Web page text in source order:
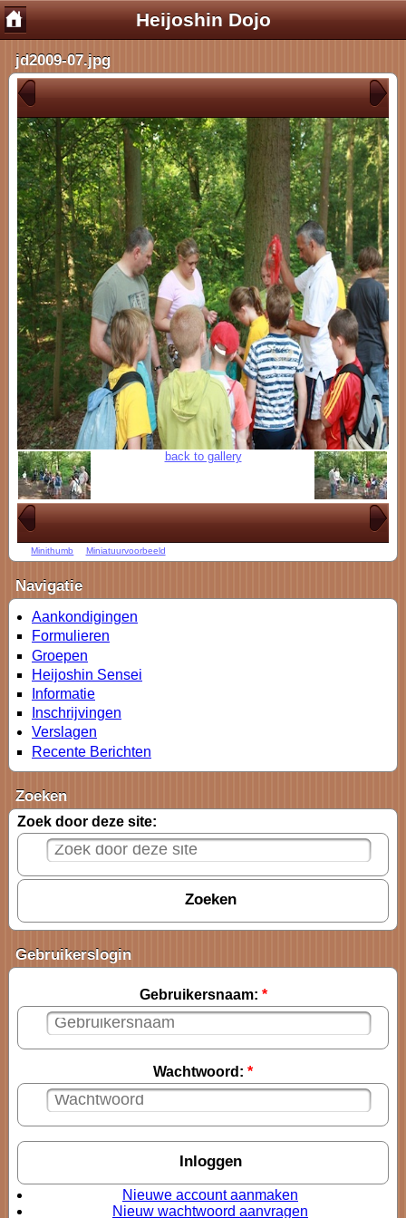
Heijoshin Dojo
jd2009-07.jpg
back to gallery
Minithumb Miniatuurvoorbeeld
Navigatie
Aankondigingen
Formulieren
Groepen
Heijoshin Sensei
Informatie
Inschrijvingen
Verslagen
Recente Berichten
Zoeken
Zoek door deze site:
Gebruikerslogin
Gebruikersnaam: *
Wachtwoord: *
Nieuwe account aanmaken
Nieuw wachtwoord aanvragen